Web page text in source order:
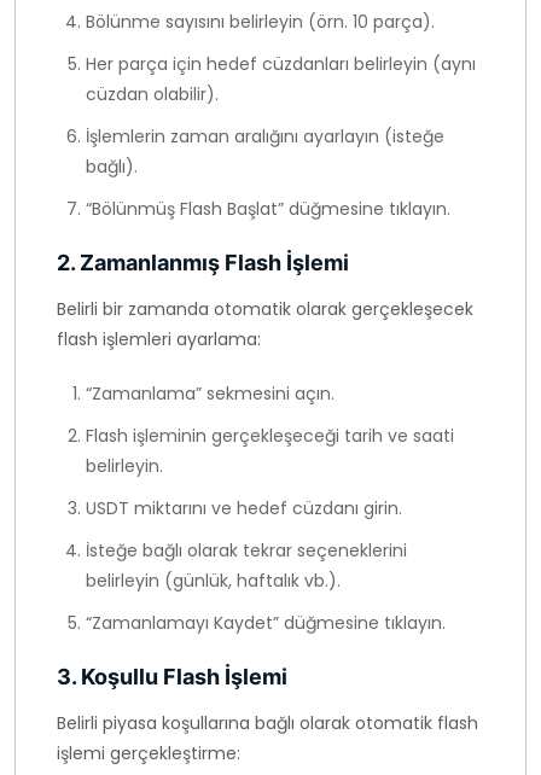
Bölünme sayısını belirleyin (örn. 10 parça).
Her parça için hedef cüzdanları belirleyin (aynı
cüzdan olabilir).
İşlemlerin zaman aralığını ayarlayın (isteğe
bağlı).
“Bölünmüş Flash Başlat” düğmesine tıklayın.
2. Zamanlanmış Flash İşlemi
Belirli bir zamanda otomatik olarak gerçekleşecek
flash işlemleri ayarlama:
“Zamanlama” sekmesini açın.
Flash işleminin gerçekleşeceği tarih ve saati
belirleyin.
USDT miktarını ve hedef cüzdanı girin.
İsteğe bağlı olarak tekrar seçeneklerini
belirleyin (günlük, haftalık vb.).
“Zamanlamayı Kaydet” düğmesine tıklayın.
3. Koşullu Flash İşlemi
Belirli piyasa koşullarına bağlı olarak otomatik flash
işlemi gerçekleştirme: